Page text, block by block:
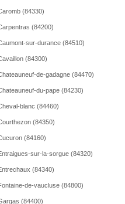
(84330)
(84200)
sur-durance (84510)
(84300)
de-gadagne (84470)
du-pape (84230)
blanc (84460)
(84350)
(84160)
sur-la-sorgue (84320)
(84340)
de-vaucluse (84800)
(84400)